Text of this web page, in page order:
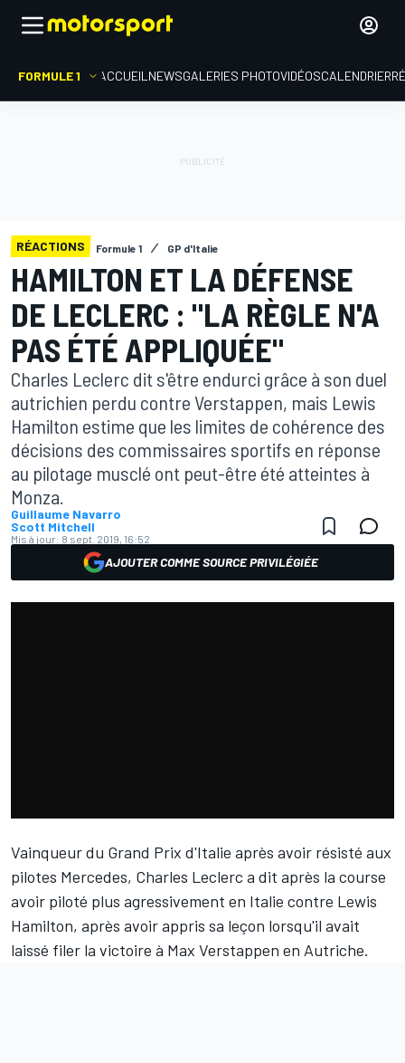
FORMULE 1 ACCUEIL NEWSGALERIES PHOTOVIDÉOSCALENDRIER
RÉACTIONS Formule 1 GP d'Italie
HAMILTON ET LA DÉFENSE
DE LECLERC : "LA RÈGLE N'A
PAS ÉTÉ APPLIQUÉE"
Charles Leclerc dit s'être endurci grâce à son duel
autrichien perdu contre Verstappen, mais Lewis
Hamilton estime que les limites de cohérence des
décisions des commissaires sportifs en réponse
au pilotage musclé ont peut-être été atteintes à
Monza.
Guillaume Navarro
Scott Mitchell
Mis à jour: 8 sept. 2019, 16:52
AJOUTER COMME SOURCE PRIVILÉGIÉE
Vainqueur du Grand Prix d'Italie après avoir résisté aux
pilotes Mercedes, Charles Leclerc a dit après la course
avoir piloté plus agressivement en Italie contre Lewis
Hamilton, après avoir appris sa leçon lorsqu'il avait
laissé filer la victoire à Max Verstappen en Autriche.